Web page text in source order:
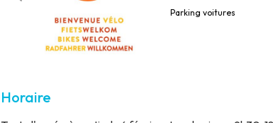
Parking voitures
Horaire